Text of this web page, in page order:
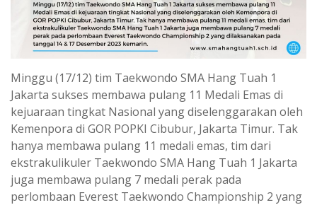
Minggu (17/12) tim Taekwondo SMA Hang Tuah 1
Jakarta sukses membawa pulang 11 Medali Emas di
kejuaraan tingkat Nasional yang diselenggarakan oleh
Kemenpora di GOR POPKI Cibubur, Jakarta Timur. Tak
hanya membawa pulang 11 medali emas, tim dari
ekstrakulikuler Taekwondo SMA Hang Tuah 1 Jakarta
juga membawa pulang 7 medali perak pada
perlombaan Everest Taekwondo Championship 2 yang